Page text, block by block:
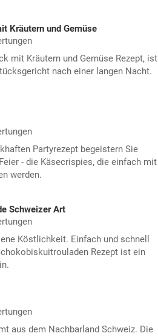
Kräutern und Gemüse
mit Kräutern und Gemüse Rezept, ist
nach einer langen Nacht.
Partyrezept begeistern Sie
- die Käsecrispies, die einfach mit
werden.
Schweizer Art
Köstlichkeit. Einfach und schnell
Rezept ist ein
aus dem Nachbarland Schweiz. Die